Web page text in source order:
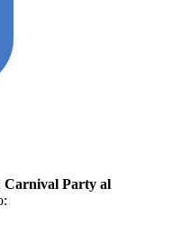
Carnival Party al